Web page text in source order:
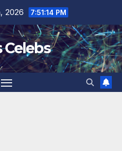
2026 7:51:15 PM
Celebs